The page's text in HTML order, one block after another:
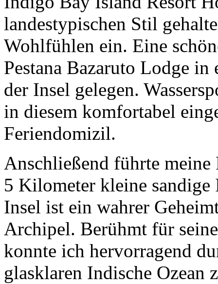
landestypischen Stil
Wohlfühlen ein. Eine
Pestana Bazaruto Lodge
der Insel gelegen.
in diesem komfortabel
Feriendomizil.
Anschließend führte
5 Kilometer kleine sandige
Insel ist ein wahrer
Archipel. Berühmt für
konnte ich hervorragend
glasklaren Indische Ozean